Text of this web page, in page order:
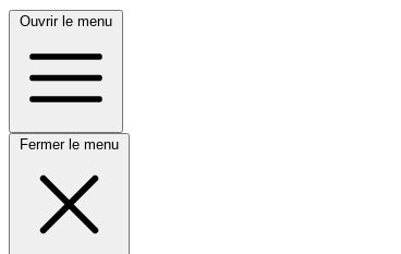
Ouvrir le menu
Fermer le menu